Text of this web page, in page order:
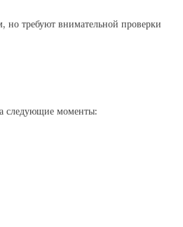
но требуют внимательной проверки
следующие моменты: